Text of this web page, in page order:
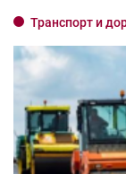
Транспорт и